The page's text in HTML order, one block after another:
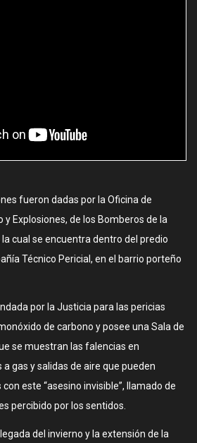
fueron dadas por la Oficina de
y Explosiones, de los Bomberos de la
cual se encuentra dentro del predio
Técnico Pericial, en el barrio porteño
por la Justicia para las pericias
de carbono y posee una Sala de
se muestran las falencias en
gas y salidas de aire que pueden
este “asesino invisible”, llamado de
percibido por los sentidos.
del invierno y la extensión de la